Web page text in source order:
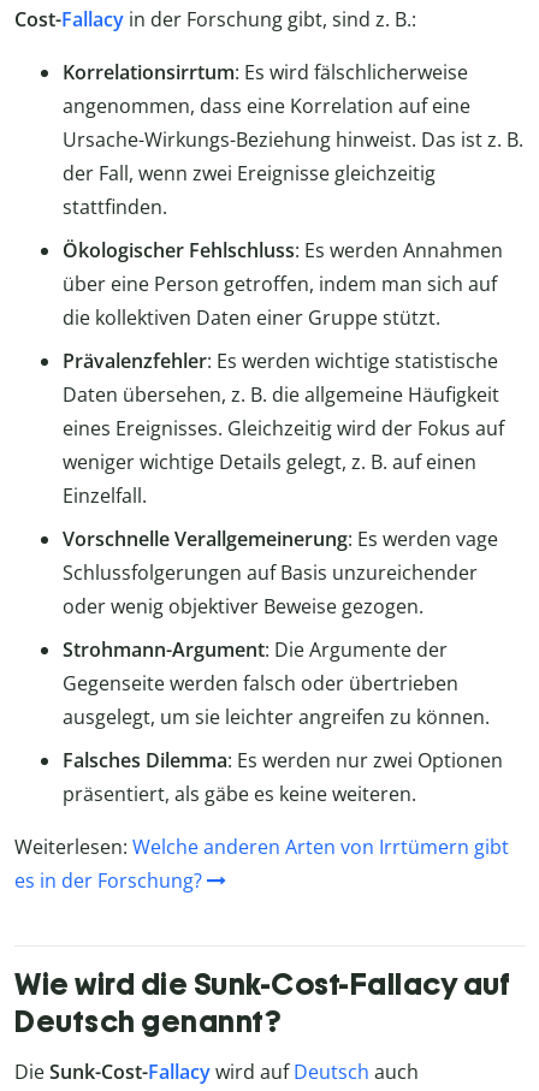
Cost-Fallacy in der Forschung gibt, sind z. B.:
Korrelationsirrtum: Es wird fälschlicherweise
angenommen, dass eine Korrelation auf eine
Ursache-Wirkungs-Beziehung hinweist. Das ist z. B.
der Fall, wenn zwei Ereignisse gleichzeitig
stattfinden.
Ökologischer Fehlschluss: Es werden Annahmen
über eine Person getroffen, indem man sich auf
die kollektiven Daten einer Gruppe stützt.
Prävalenzfehler: Es werden wichtige statistische
Daten übersehen, z. B. die allgemeine Häufigkeit
eines Ereignisses. Gleichzeitig wird der Fokus auf
weniger wichtige Details gelegt, z. B. auf einen
Einzelfall.
Vorschnelle Verallgemeinerung: Es werden vage
Schlussfolgerungen auf Basis unzureichender
oder wenig objektiver Beweise gezogen.
Strohmann-Argument: Die Argumente der
Gegenseite werden falsch oder übertrieben
ausgelegt, um sie leichter angreifen zu können.
Falsches Dilemma: Es werden nur zwei Optionen
präsentiert, als gäbe es keine weiteren.
Weiterlesen: Welche anderen Arten von Irrtümern gibt
es in der Forschung?
Wie wird die Sunk-Cost-Fallacy auf
Deutsch genannt?
DieSunk-Cost-Fallacywird aufDeutsch auch